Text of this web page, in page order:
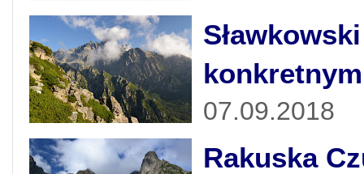
07.09.2018
Rakuska